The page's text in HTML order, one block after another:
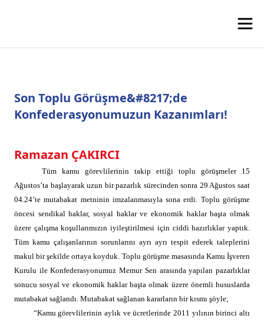
Son Toplu Görüşme&#8217;de
Konfederasyonumuzun Kazanımları!
Ramazan ÇAKIRCI
Tüm kamu görevlilerinin takip ettiği toplu görüşmeler 15
Ağustos’ta başlayarak uzun bir pazarlık sürecinden sonra 29 Ağustos saat
04.24’te mutabakat metninin imzalanmasıyla sona erdi. Toplu görüşme
öncesi sendikal haklar, sosyal haklar ve ekonomik haklar başta olmak
üzere çalışma koşullarımızın iyileştirilmesi için ciddi hazırlıklar yaptık.
Tüm kamu çalışanlarının sorunlarını ayrı ayrı tespit ederek taleplerini
makul bir şekilde ortaya koyduk. Toplu görüşme masasında Kamu İşveren
Kurulu ile Konfederasyonumuz Memur Sen arasında yapılan pazarlıklar
sonucu sosyal ve ekonomik haklar başta olmak üzere önemli hususlarda
mutabakat sağlandı. Mutabakat sağlanan kararların bir kısmı şöyle;
“Kamu görevlilerinin aylık ve ücretlerinde 2011 yılının birinci altı